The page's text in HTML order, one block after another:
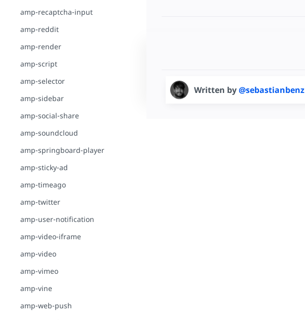
amp-recaptcha-input
amp-reddit
amp-render
amp-script
amp-selector
amp-sidebar
amp-social-share
amp-soundcloud
amp-springboard-player
amp-sticky-ad
amp-timeago
amp-twitter
amp-user-notification
amp-video-iframe
amp-video
amp-vimeo
amp-vine
amp-web-push
Written by@sebastianbenz